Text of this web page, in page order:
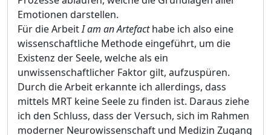
Emotionen darstellen.
Für die ArbeitI am an Artefacthabe ich also eine
wissenschaftliche Methode eingeführt, um die
Existenz der Seele, welche als ein
unwissenschaftlicher Faktor gilt, aufzuspüren.
Durch die Arbeit erkannte ich allerdings, dass
mittels MRT keine Seele zu finden ist. Daraus ziehe
ich den Schluss, dass der Versuch, sich im Rahmen
moderner Neurowissenschaft und Medizin Zugang